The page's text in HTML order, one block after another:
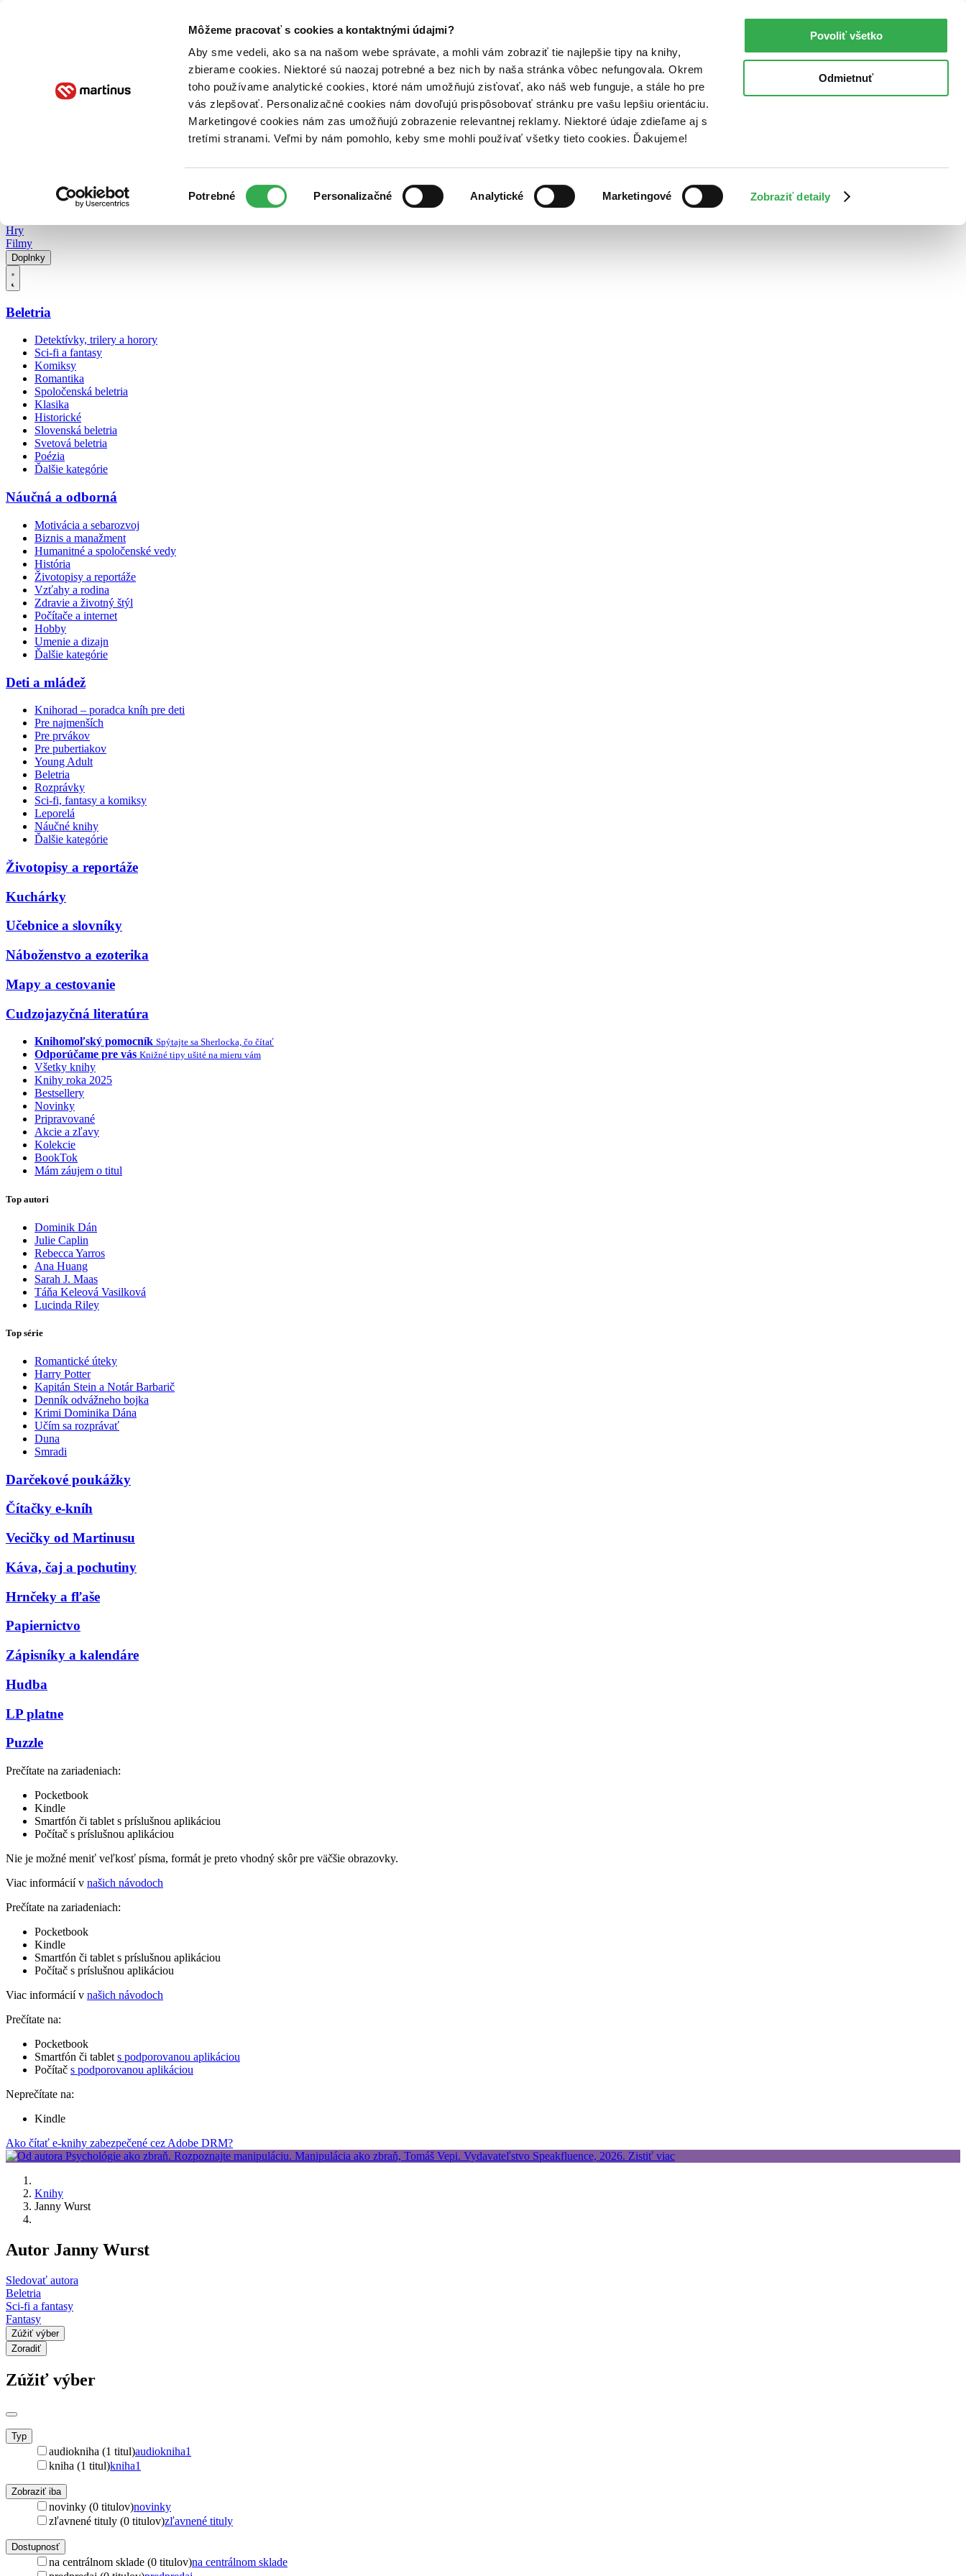
Môžeme pracovať s cookies a kontaktnými údajmi?
Aby sme vedeli, ako sa na našom webe správate, a mohli vám zobraziť tie najlepšie tipy na knihy,
zbierame cookies. Niektoré sú naozaj potrebné a bez nich by naša stránka vôbec nefungovala. Okrem
toho používame analytické cookies, ktoré nám umožňujú zisťovať, ako náš web funguje, a stále ho pre
vás zlepšovať. Personalizačné cookies nám dovoľujú prispôsobovať stránku pre vašu lepšiu orientáciu.
Marketingové cookies nám zas umožňujú zobrazenie relevantnej reklamy. Niektoré údaje zdieľame aj s
tretími stranami. Veľmi by nám pomohlo, keby sme mohli používať všetky tieto cookies. Ďakujeme!
súhlasu
Potrebné Personalizačné Analytické Marketingové Zobraziť detaily
Povoliť všetko
Odmietnuť
Poukážky Kontakt
Hry
Filmy
Doplnky
Beletria
Detektívky, trilery a horory
Sci-fi a fantasy
Komiksy
Romantika
Spoločenská beletria
Klasika
Historické
Slovenská beletria
Svetová beletria
Poézia
Ďalšie kategórie
Náučná a odborná
Motivácia a sebarozvoj
Biznis a manažment
Humanitné a spoločenské vedy
História
Životopisy a reportáže
Vzťahy a rodina
Zdravie a životný štýl
Počítače a internet
Hobby
Umenie a dizajn
Ďalšie kategórie
Deti a mládež
Knihorad – poradca kníh pre deti
Pre najmenších
Pre prvákov
Pre pubertiakov
Young Adult
Beletria
Rozprávky
Sci-fi, fantasy a komiksy
Leporelá
Náučné knihy
Ďalšie kategórie
Životopisy a reportáže
Kuchárky
Učebnice a slovníky
Náboženstvo a ezoterika
Mapy a cestovanie
Cudzojazyčná literatúra
Knihomoľský pomocník Spýtajte sa Sherlocka, čo čítať
Odporúčame pre vás Knižné tipy ušité na mieru vám
Všetky knihy
Knihy roka 2025
Bestsellery
Novinky
Pripravované
Akcie a zľavy
Kolekcie
BookTok
Mám záujem o titul
Top autori
Dominik Dán
Julie Caplin
Rebecca Yarros
Ana Huang
Sarah J. Maas
Táňa Keleová Vasilková
Lucinda Riley
Top série
Romantické úteky
Harry Potter
Kapitán Stein a Notár Barbarič
Denník odvážneho bojka
Krimi Dominika Dána
Učím sa rozprávať
Duna
Smradi
Darčekové poukážky
Čítačky e-kníh
Vecičky od Martinusu
Káva, čaj a pochutiny
Hrnčeky a fľaše
Papiernictvo
Zápisníky a kalendáre
Hudba
LP platne
Puzzle
Prečítate na zariadeniach:
Pocketbook
Kindle
Smartfón či tablet s príslušnou aplikáciou
Počítač s príslušnou aplikáciou
Nie je možné meniť veľkosť písma, formát je preto vhodný skôr pre väčšie obrazovky.
Viac informácií v našich návodoch
Prečítate na zariadeniach:
Pocketbook
Kindle
Smartfón či tablet s príslušnou aplikáciou
Počítač s príslušnou aplikáciou
Viac informácií v našich návodoch
Prečítate na:
Pocketbook
Smartfón či tablet s podporovanou aplikáciou
Počítač s podporovanou aplikáciou
Neprečítate na:
Kindle
Ako čítať e-knihy zabezpečené cez Adobe DRM?
Knihy
Janny Wurst
Autor Janny Wurst
Sledovať autora
Beletria
Sci-fi a fantasy
Fantasy
Zúžiť výber
Zoradiť
Zúžiť výber
Typ
audiokniha (1 titul)audiokniha1
kniha (1 titul)kniha1
Zobraziť iba
novinky (0 titulov)novinky
zľavnené tituly (0 titulov)zľavnené tituly
Dostupnosť
na centrálnom sklade (0 titulov)na centrálnom sklade